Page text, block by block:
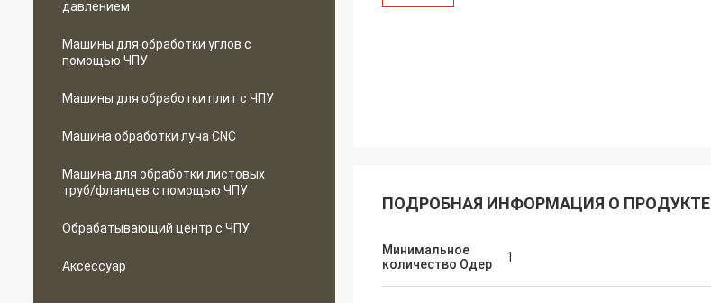
давлением
Машины для обработки углов с
помощью ЧПУ
Машины для обработки плит с ЧПУ
Машина обработки луча CNC
Машина для обработки листовых
труб/фланцев с помощью ЧПУ
Обрабатывающий центр с ЧПУ
Аксессуар
ПОДРОБНАЯ ИНФОРМАЦИЯ О ПРОДУКТЕ
Минимальное
количество Одер
1